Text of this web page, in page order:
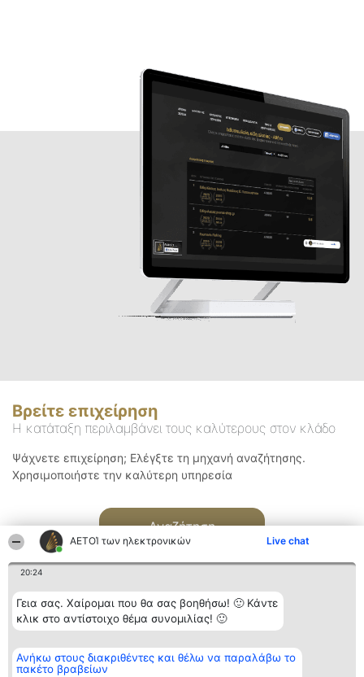
ΑΕΤΟΊ των ηλεκτρονικών Live chat
20:24
Γεια σας. Χαίρομαι που θα σας βοηθήσω! 🙂 Κάντε
κλικ στο αντίστοιχο θέμα συνομιλίας! 🙂
Ανήκω στους διακριθέντες και θέλω να παραλάβω το
πακέτο βραβείων
Βρείτε επιχείρηση
Η κατάταξη περιλαμβάνει τους καλύτερους στον κλάδο
Ψάχνετε επιχείρηση; Ελέγξτε τη μηχανή αναζήτησης.
Χρησιμοποιήστε την καλύτερη υπηρεσία
Αναζήτηση
Διοργανωτής της
κατάταξης
BEAUTIFUL COMPANY
Κατάταξη
Διακριθέντες
Επικοινωνία
Επικοινωνία